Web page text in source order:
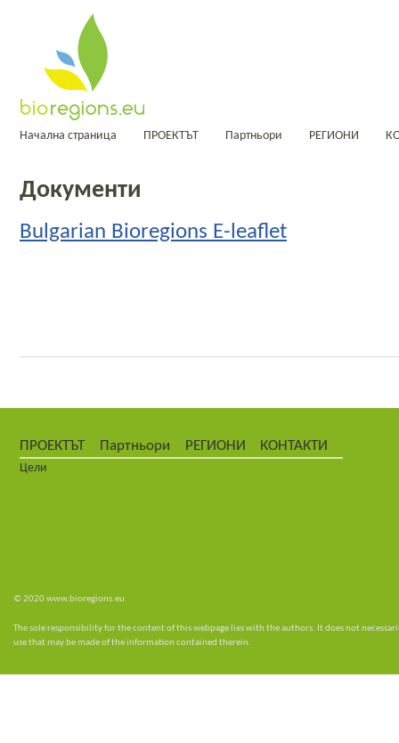
Начална страница ПРОЕКТЪТ Партньори РЕГИОНИ
Документи
Bulgarian Bioregions E-leaflet
ПРОЕКТЪТ
Цели
Партньори РЕГИОНИ КОНТАКТИ
© 2020 www.bioregions.eu
The sole responsibility for the content of this webpage lies with the authors. It does not
use that may be made of the information contained therein.